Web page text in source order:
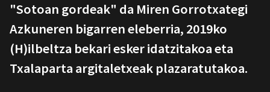
"Sotoan gordeak" da Miren Gorrotxategi
Azkuneren bigarren eleberria, 2019ko
(H)ilbeltza bekari esker idatzitakoa eta
Txalaparta argitaletxeak plazaratutakoa.